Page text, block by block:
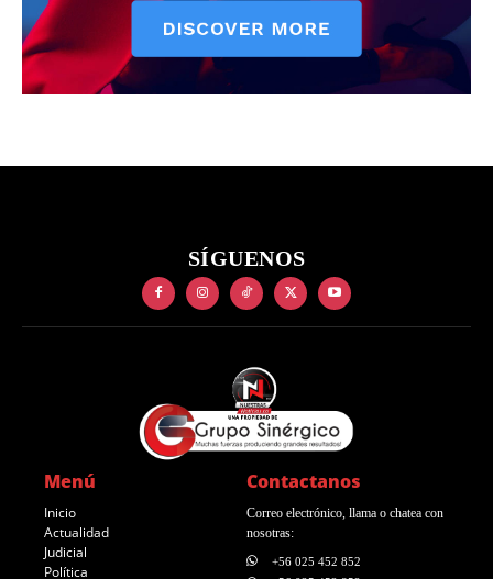
SÍGUENOS
Menú
Inicio
Actualidad
Judicial
Política
Contactanos
Correo electrónico, llama o chatea con
nosotras:
+56 025 452 852